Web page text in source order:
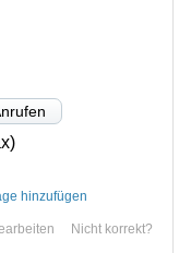
hinzufügen
Nicht korrekt?